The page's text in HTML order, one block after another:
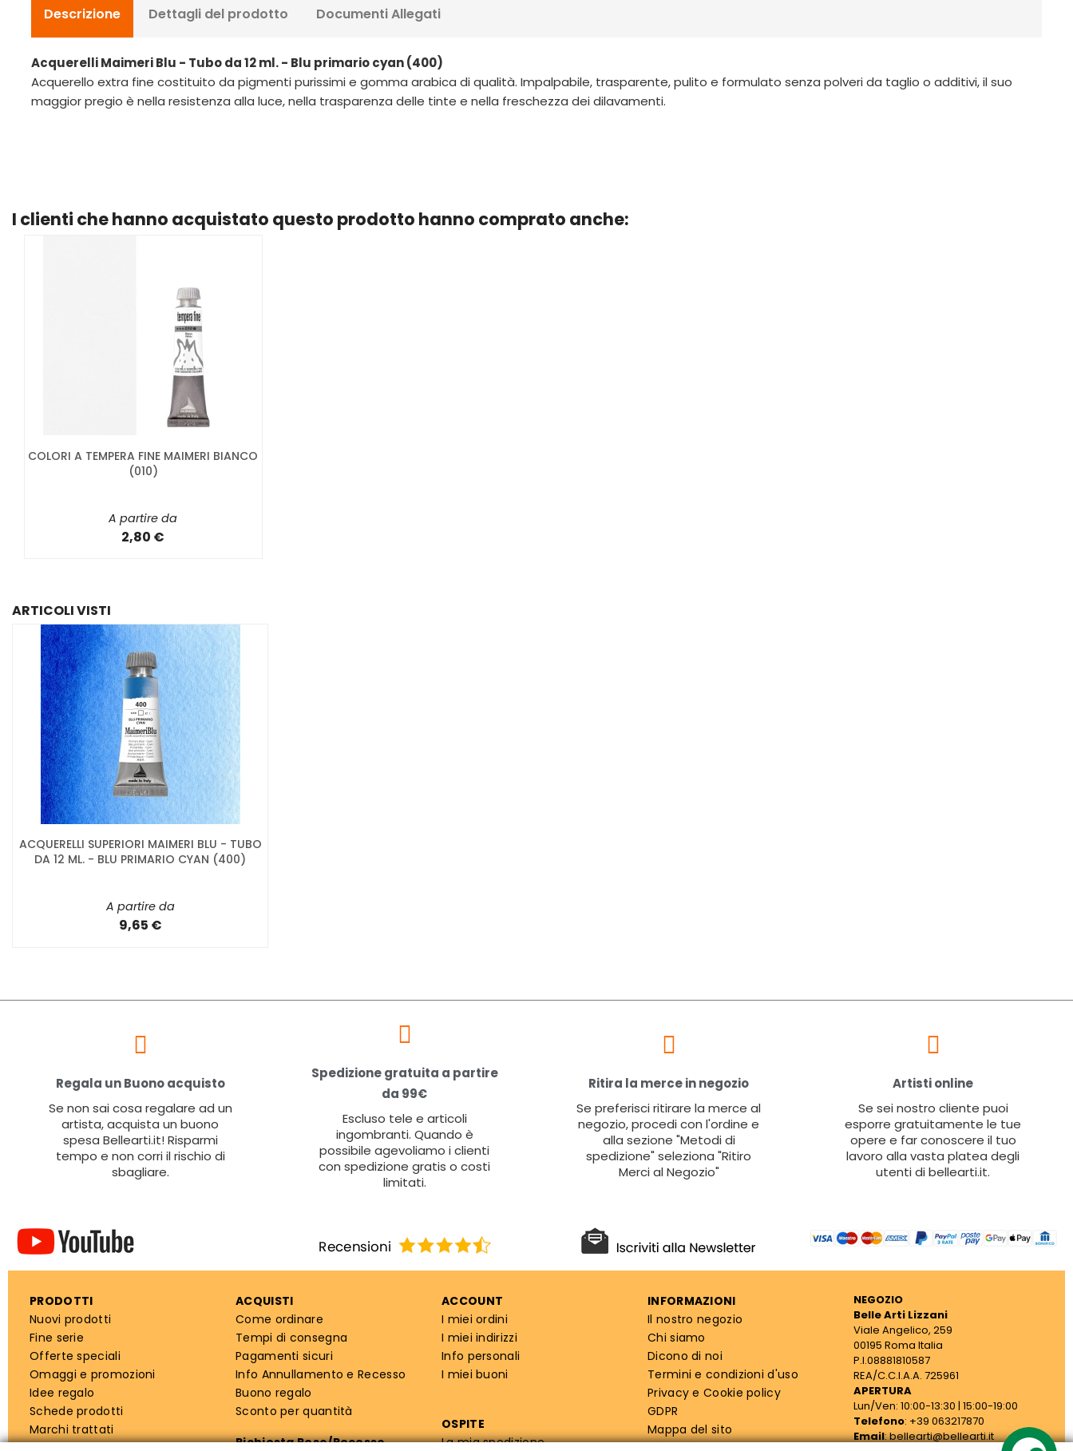
Descrizione Dettagli del prodotto Documenti Allegati
Acquerelli Maimeri Blu - Tubo da 12 ml. - Blu primario cyan (400)
Acquerello extra fine costituito da pigmenti purissimi e gomma arabica di qualità. Impalpabile, trasparente, pulito e formulato senza polveri da taglio o additivi, il suo
maggior pregio è nella resistenza alla luce, nella trasparenza delle tinte e nella freschezza dei dilavamenti.
I clienti che hanno acquistato questo prodotto hanno comprato anche:
COLORI A TEMPERA FINE MAIMERI BIANCO
(010)
A partire da
2,80 €
ARTICOLI VISTI
ACQUERELLI SUPERIORI MAIMERI BLU - TUBO
DA 12 ML. - BLU PRIMARIO CYAN (400)
A partire da
9,65 €
Regala un Buono acquisto
Se non sai cosa regalare ad un
artista, acquista un buono
spesa Bellearti.it! Risparmi
tempo e non corri il rischio di
sbagliare.
Spedizione gratuita a partire
da 99€
Escluso tele e articoli
ingombranti. Quando è
possibile agevoliamo i clienti
con spedizione gratis o costi
limitati.
Ritira la merce in negozio
Se preferisci ritirare la merce al
negozio, procedi con l'ordine e
alla sezione "Metodi di
spedizione" seleziona "Ritiro
Merci al Negozio"
Artisti online
Se sei nostro cliente puoi
esporre gratuitamente le tue
opere e far conoscere il tuo
lavoro alla vasta platea degli
utenti di bellearti.it.
PRODOTTI
Nuovi prodotti
Fine serie
Offerte speciali
Omaggi e promozioni
Idee regalo
Schede prodotti
Marchi trattati
ACQUISTI
Come ordinare
Tempi di consegna
Pagamenti sicuri
Info Annullamento e Recesso
Buono regalo
Sconto per quantità
Richiesta Reso/Recesso
ACCOUNT
I miei ordini
I miei indirizzi
Info personali
I miei buoni
OSPITE
La mia spedizione
INFORMAZIONI
Il nostro negozio
Chi siamo
Dicono di noi
Termini e condizioni d'uso
Privacy e Cookie policy
GDPR
Mappa del sito
Info privacy
NEGOZIO
Belle Arti Lizzani
Viale Angelico, 259
00195 Roma Italia
P.I.08881810587
REA/C.C.I.A.A. 725961
APERTURA
Lun/Ven: 10:00-13:30 | 15:00-19:00
Telefono: +39 063217870
Email: bellearti@bellearti.it